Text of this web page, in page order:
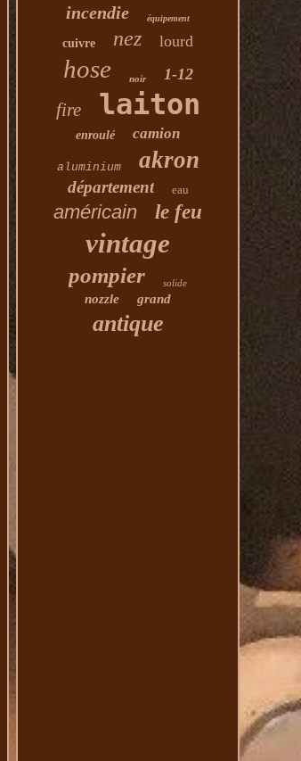
incendie équipement
cuivre nez lourd
hose noir 1-12
fire laiton
enroulé camion
aluminium akron
département eau
américain le feu
vintage
pompier solide
nozzle grand
antique